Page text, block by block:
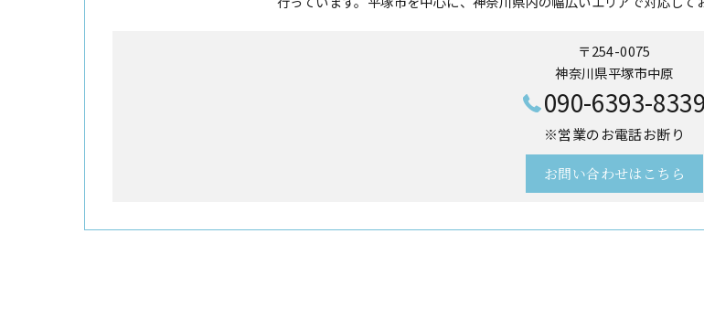
〒254-0075
神奈川県平塚市中原
090-6393-8339
※営業のお電話お断り
お問い合わせはこちら